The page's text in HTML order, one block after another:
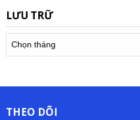
LƯU TRỮ
Lưu
THEO DÕI